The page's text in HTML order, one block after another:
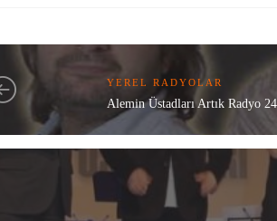
YEREL RADYOLAR
Alemin Üstadları Artık Radyo